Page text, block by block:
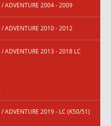
/ ADVENTURE 2004 - 2009
/ ADVENTURE 2010 - 2012
/ ADVENTURE 2013 - 2018 LC
/ ADVENTURE 2019 - LC (K50/51)